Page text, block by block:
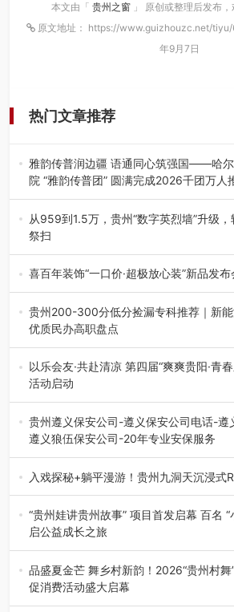
本文由「 贵州之窗 」 原创或整理后发布，
原文地址： https://www.guizhouzc.net/tiyu/
年9月7日
热门文章推荐
雅韵传普润边疆 语通同心筑强国——哈
院 “雅韵传普团” 圆满完成2026千团万人
为扎实推进2026“千团万人推普强国行”
践，牢牢紧扣 “雅韵传普…
从959到1.5万，贵州“数字英烈墙”升级
祭扫
八一建军节到来之际，由贵州省退役军
市退役军人事务局联合贵州广电…
喜百年装饰“一口价·超极放心装”新品发
2026年7月31日，喜百年装饰“一口价·超
会在贵阳隆重举行。…
贵州200-300分低分捡漏专科推荐｜新
优质民办高职盘点
在贵州省高考志愿填报体系中，200至
的省内工科、新能源汽车…
以乐会友·共赴清凉 第四届“爽爽贵阳·青
活动启动
七月的贵阳，清风送爽，第四届“爽爽贵
弦乐（合唱）艺术交流活动…
贵州遵义保安公司-遵义保安公司电话-遵
遵义狼伍保安公司-20年专业安保服务
在遵义，不管是企业园区运营、小区物
工、商业商场经营，还是举办各…
入戏探秘+躺平漫游！贵州九洞天沉浸式
入伏后的贵州，清凉依旧。而在毕节深
州首个水上喀斯特沉浸式RPG…
“贵州娃讲贵州故事” 项目首发启幕 百名
启公益成长之旅
近日，由贵州教育出版社、阅美黔途阅
网络贵州站，遵义融媒体传媒集…
品盛夏金芒 舞乡村新韵！2026“贵州村
促消费活动盛大启幕
盛夏瑶乡，金芒盈野，歌舞飞扬。7月22